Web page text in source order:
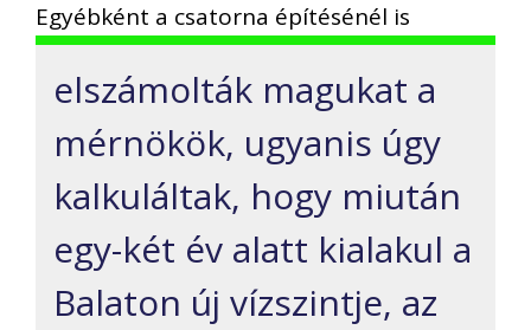
Egyébként a csatorna építésénél is
elszámolták magukat a
mérnökök, ugyanis úgy
kalkuláltak, hogy miután
egy-két év alatt kialakul a
Balaton új vízszintje, az